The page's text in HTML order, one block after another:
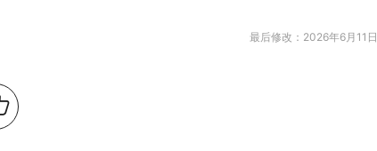
最后修改：2026年6月11日